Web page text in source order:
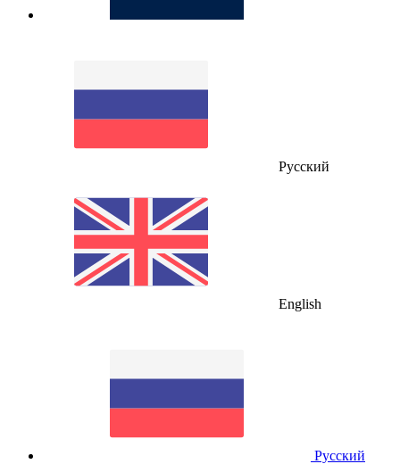
Русский
English
Русский